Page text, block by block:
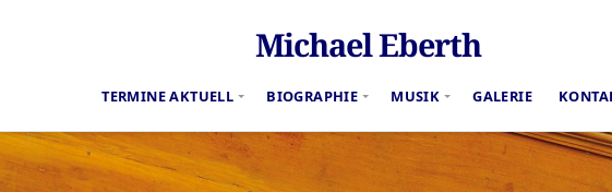
Michael Eberth
TERMINE AKTUELL BIOGRAPHIE MUSIK GALERIE